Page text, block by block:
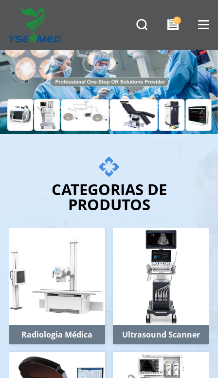
0
CATEGORIAS DE
PRODUTOS
Radiologia Médica Ultrasound Scanner